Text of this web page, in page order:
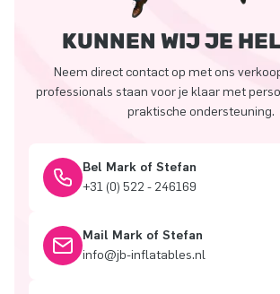
KUNNEN WIJ JE
Neem direct contact op met ons
professionals staan voor je klaar met
praktische ondersteuning.
Bel Mark of Stefan
+31 (0) 522 - 246169
Mail Mark of Stefan
info@jb-inflatables.nl